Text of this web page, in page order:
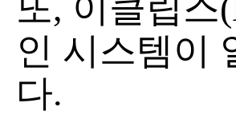
또, 이클립스
인 시스템이
다.